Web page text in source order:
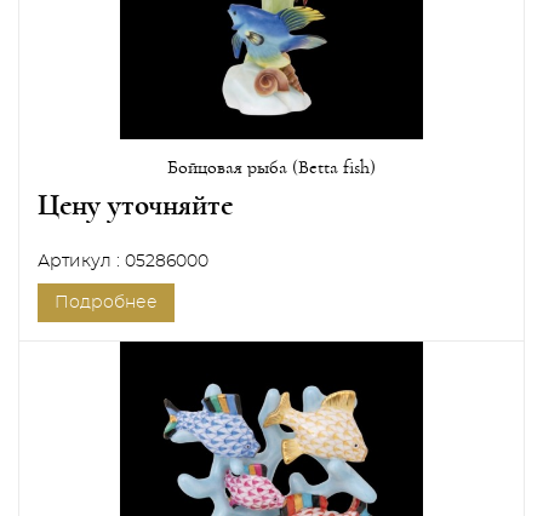
Бойцовая рыба (Betta fish)
Цену уточняйте
Артикул : 05286000
Подробнее